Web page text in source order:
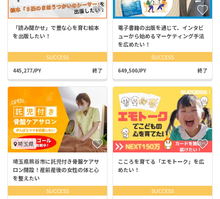
「読み聞かせ」で豊な心を育む絵本
を出版したい！
SUCCESS
445,277JPY 終了
電子書籍の出版を通じて、インタビ
ューから始めるマーケティング手法
を広めたい！
SUCCESS
649,500JPY 終了
埼玉県
埼玉県熊谷市に託児付き骨盤ケアサ
ロン開設！産前産後の女性の体と心
を整えたい
SUCCESS
こころを育てる「エモトーク」を広
めたい！
SUCCESS